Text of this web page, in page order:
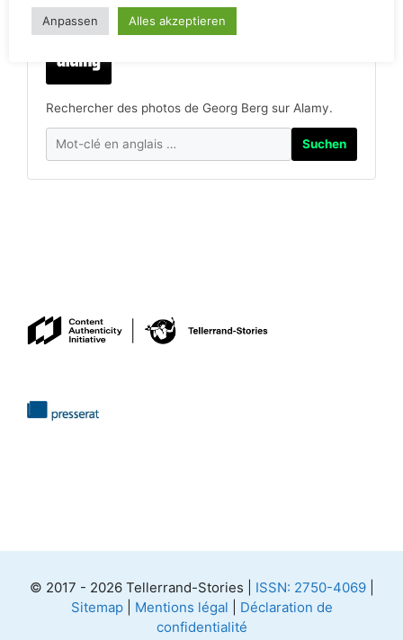
Design et vue à l’hôtel Dunloe
Rechercher des photos de Georg Berg sur Alamy.
Suchen
© 2017 - 2026 Tellerrand-Stories | ISSN: 2750-4069|
Sitemap| Mentions légal
Déclaration de
confidentialité
Anpassen Alles akzeptieren